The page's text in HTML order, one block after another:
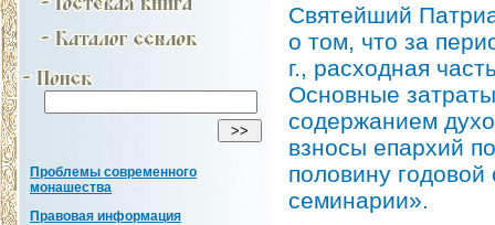
Проблемы современного
монашества
Правовая информация
Святейший
о том, что за
г., расходная
Основные
содержанием
взносы епархий
половину
семинарии».